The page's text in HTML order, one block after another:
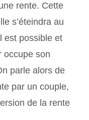
rente. Cette
s’éteindra au
est possi­ble et
occupe son
parle alors de
par un couple,
de la rente